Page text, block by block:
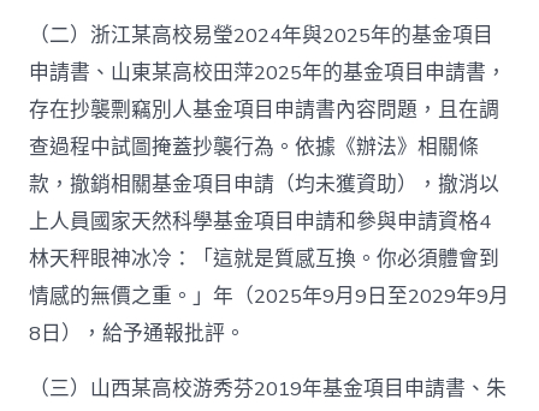
目
資
金
違
規
案
件
被
通
報〉
中
（二）浙江某高校易瑩2024年與2025年的基金項目
申請書、山東某高校田萍2025年的基金項目申請書，
存在抄襲剽竊別人基金項目申請書內容問題，且在調
查過程中試圖掩蓋抄襲行為。依據《辦法》相關條
款，撤銷相關基金項目申請（均未獲資助），撤消以
上人員國家天然科學基金項目申請和參與申請資格4
林天秤眼神冰冷：「這就是質感互換。你必須體會到
情感的無價之重。」年（2025年9月9日至2029年9月
8日），給予通報批評。
（三）山西某高校游秀芬2019年基金項目申請書、朱